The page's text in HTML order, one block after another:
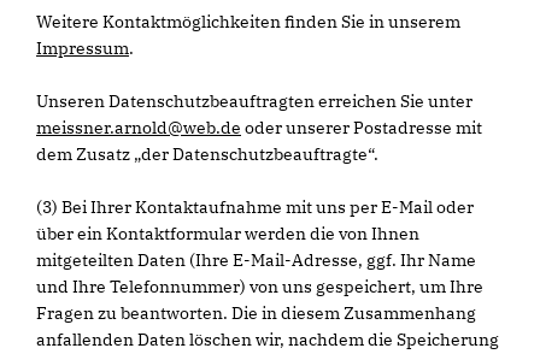
Weitere Kontaktmöglichkeiten finden Sie in unserem
Impressum.
Unseren Datenschutzbeauftragten erreichen Sie unter
meissner.arnold@web.de oder unserer Postadresse mit
dem Zusatz „der Datenschutzbeauftragte“.
(3) Bei Ihrer Kontaktaufnahme mit uns per E-Mail oder
über ein Kontaktformular werden die von Ihnen
mitgeteilten Daten (Ihre E-Mail-Adresse, ggf. Ihr Name
und Ihre Telefonnummer) von uns gespeichert, um Ihre
Fragen zu beantworten. Die in diesem Zusammenhang
anfallenden Daten löschen wir, nachdem die Speicherung